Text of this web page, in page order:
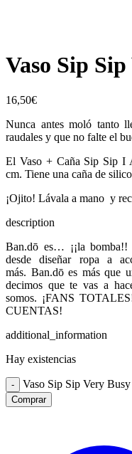
Vaso Sip
16,50€
Nunca antes moló tanto
raudales y que no falte el
El Vaso + Caña Sip Sip
cm. Tiene una caña de
¡Ojito! Lávala a mano y
description
Ban.dō es… ¡¡la
desde diseñar ropa a
más. Ban.dō es más que
decimos que te vas a
somos. ¡FANS
CUENTAS!
additional_information
Hay existencias
- Vaso Sip Sip Very
Comprar